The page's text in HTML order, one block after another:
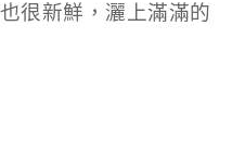
很新鮮，灑上滿滿的